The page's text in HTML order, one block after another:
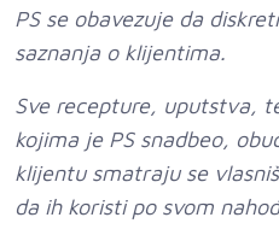
PS se obavezuje da
saznanja o klijentima.
Sve recepture, uputstva,
kojima je PS snadbeo,
klijentu smatraju se
da ih koristi po svom